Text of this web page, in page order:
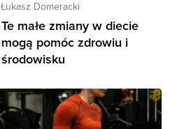
Łukasz Domeracki
Te małe zmiany w diecie
mogą pomóc zdrowiu i
środowisku